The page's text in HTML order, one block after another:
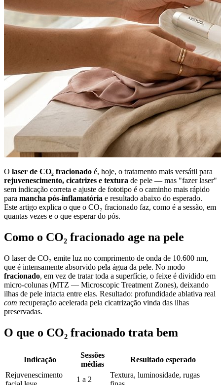
O laser de CO₂ fracionado é, hoje, o tratamento mais versátil para
rejuvenescimento, cicatrizes e textura de pele — mas "fazer laser"
sem indicação correta e ajuste de fototipo é o caminho mais rápido
para mancha pós-inflamatória e resultado abaixo do esperado.
Este artigo explica o que o CO₂ fracionado faz, como é a sessão, em
quantas vezes e o que esperar do pós.
Como o CO₂ fracionado age na pele
O laser de CO₂ emite luz no comprimento de onda de 10.600 nm,
que é intensamente absorvido pela água da pele. No modo
fracionado, em vez de tratar toda a superfície, o feixe é dividido em
micro-colunas (MTZ — Microscopic Treatment Zones), deixando
ilhas de pele intacta entre elas. Resultado: profundidade ablativa real
com recuperação acelerada pela cicatrização vinda das ilhas
preservadas.
O que o CO₂ fracionado trata bem
Indicação
Sessões
médias
Resultado esperado
Rejuvenescimento
1 a 2
Textura, luminosidade, rugas